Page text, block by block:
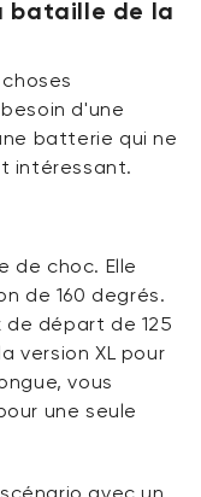
bataille de la
d'une
batterie qui ne
intéressant.
de choc. Elle
de 160 degrés.
de départ de 125
version XL pour
vous
une seule